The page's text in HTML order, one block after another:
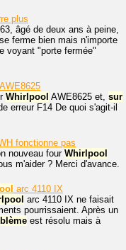
plus
âgé de deux ans à peine,
ferme bien mais n'importe
voyant "porte fermée"
AWE8625
Whirlpool AWE8625 et, sur
erreur F14 De quoi s'agit-il
fonctionne pas
nouveau four Whirlpool
m'aider ? Merci d'avance.
arc 4110 IX
arc 4110 IX ne faisait
pourrissaient. Après un
est résolu mais à